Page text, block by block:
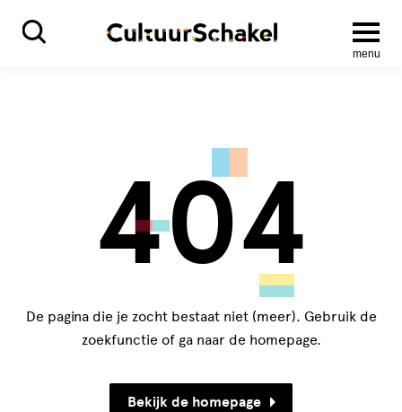
menu
404
De pagina die je zocht bestaat niet (meer). Gebruik de
zoekfunctie of ga naar de homepage.
Bekijk de homepage